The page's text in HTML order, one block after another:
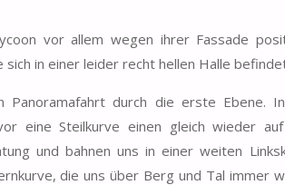
vor allem wegen ihrer Fassade
in einer leider recht hellen Halle
durch die erste Ebene.
eine Steilkurve einen gleich wieder
und bahnen uns in einer weiten
die uns über Berg und Tal immer